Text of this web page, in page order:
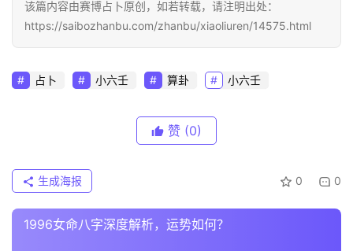
该篇内容由赛博占卜原创，如若转载，请注明出处：
https://saibozhanbu.com/zhanbu/xiaoliuren/14575.html
占卜 小六壬 算卦 小六壬
赞 (0)
0 0
生成海报
1996女命八字深度解析，运势如何？